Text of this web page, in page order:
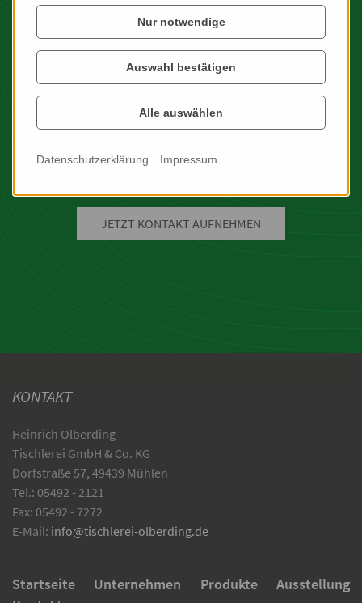
INTERESSE?
WIR FREUEN UNS AUF IHRE
JETZT KONTAKT AUFNEHMEN
KONTAKT
Heinrich Olberding
Tischlerei GmbH & Co. KG
Dorfstraße 57, 49439 Mühlen
Tel.: 05492 - 2121
Fax: 05492 - 7272
E-Mail: info@tischlerei-olberding.de
Startseite Unternehmen Produkte
Ausstellung
Nur notwendige
Auswahl bestätigen
Alle auswählen
Datenschutzerklärung Impressum